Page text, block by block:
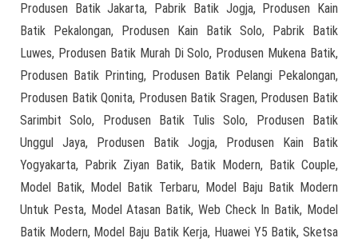
Produsen Batik Jakarta, Pabrik Batik Jogja, Produsen Kain
Batik Pekalongan, Produsen Kain Batik Solo, Pabrik Batik
Luwes, Produsen Batik Murah Di Solo, Produsen Mukena Batik,
Produsen Batik Printing, Produsen Batik Pelangi Pekalongan,
Produsen Batik Qonita, Produsen Batik Sragen, Produsen Batik
Sarimbit Solo, Produsen Batik Tulis Solo, Produsen Batik
Unggul Jaya, Produsen Batik Jogja, Produsen Kain Batik
Yogyakarta, Pabrik Ziyan Batik, Batik Modern, Batik Couple,
Model Batik, Model Batik Terbaru, Model Baju Batik Modern
Untuk Pesta, Model Atasan Batik, Web Check In Batik, Model
Batik Modern, Model Baju Batik Kerja, Huawei Y5 Batik, Sketsa